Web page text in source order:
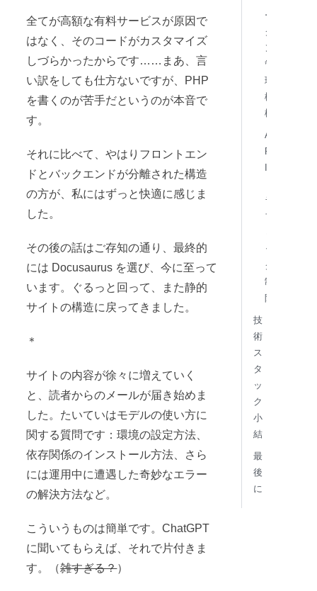
全てが高額な有料サービスが原因で
はなく、そのコードがカスタマイズ
しづらかったからです……まあ、言
い訳をしても仕方ないですが、PHP
を書くのが苦手だというのが本音で
す。
それに比べて、やはりフロントエン
ドとバックエンドが分離された構造
の方が、私にはずっと快適に感じま
した。
その後の話はご存知の通り、最終的
には Docusaurus を選び、今に至って
います。ぐるっと回って、また静的
サイトの構造に戻ってきました。
＊
サイトの内容が徐々に増えていく
と、読者からのメールが届き始めま
した。たいていはモデルの使い方に
関する質問です：環境の設定方法、
依存関係のインストール方法、さら
には運用中に遭遇した奇妙なエラー
の解決方法など。
こういうものは簡単です。ChatGPT
に聞いてもらえば、それで片付きま
す。（雑すぎる？）
ー
ク
ン
管
理
機
構
A
P
ラ
フ
ッ
ク
制
限
技
術
ス
タ
ッ
ク
小
結
最
後
に